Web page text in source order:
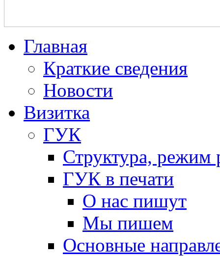
Главная
Краткие сведения
Новости
Визитка
ГУК
Структура, режим
ГУК в печати
О нас пишут
Мы пишем
Основные